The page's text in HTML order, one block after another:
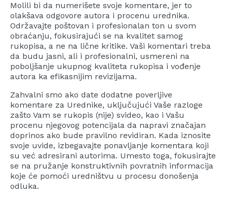
Molili bi da numerišete svoje komentare, jer to
olakšava odgovore autora i procenu urednika.
Održavajte poštovan i profesionalan ton u svom
obraćanju, fokusirajući se na kvalitet samog
rukopisa, a ne na lične kritike. Vaši komentari treba
da budu jasni, ali i profesionalni, usmereni na
poboljšanje ukupnog kvaliteta rukopisa i vođenje
autora ka efikasnijim revizijama.
Zahvalni smo ako date dodatne poverljive
komentare za Urednike, uključujući Vaše razloge
zašto Vam se rukopis (nije) svideo, kao i Vašu
procenu njegovog potencijala da napravi značajan
doprinos ako bude pravilno revidiran. Kada iznosite
svoje uvide, izbegavajte ponavljanje komentara koji
su već adresirani autorima. Umesto toga, fokusirajte
se na pružanje konstruktivnih povratnih informacija
koje će pomoći uredništvu u procesu donošenja
odluka.